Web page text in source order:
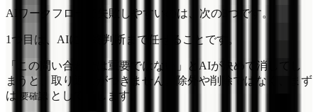
AIワークフローで失敗しやすいのは、次の3つです。
1つ目は、AIに最終判断まで任せることです。
「この問い合わせは重要ではない」とAIが決めて消してし
まうと、取り返しがつきません。除外や削除ではなく、まず
は
要確認 として残します。